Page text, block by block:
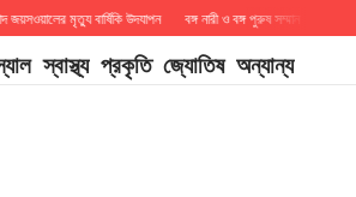
মৃত্যু বার্ষিকি উদযাপন বঙ্গ নারী ও বঙ্গ পুরুষ সম্মান
স্বাস্থ্য প্রকৃতি জ্যোতিষ অন্যান্য